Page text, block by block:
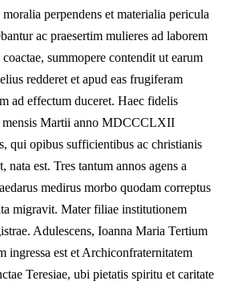
perpendens et materialia pericula
ac praesertim mulieres ad laborem
summopere contendit ut earum
redderet et apud eas frugiferam
ad effectum duceret. Haec fidelis
Martii anno MDCCCLXII
qui opibus sufficientibus ac christianis
nata est. Tres tantum annos agens a
medirus morbo quodam correptus
migravit. Mater filiae institutionem
Adulescens, Ioanna Maria Tertium
ingressa est et Archiconfraternitatem
Teresiae, ubi pietatis spiritu et caritate